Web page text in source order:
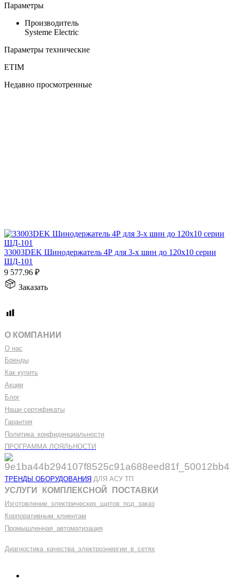
Параметры
Производитель
Systeme Electric
Параметры технические
ETIM
Недавно просмотренные
33003DEK Шинодержатель 4Р для 3-х шин до 120х10 серии
ШД-101
9 577.96 ₽
Заказать
О КОМПАНИИ
О нас
Бренды
Как купить
Акции
Блог
Наши сертификаты
Гарантия
Политика конфиденциальности
ПРОГРАММА ЛОЯЛЬНОСТИ
ТРЕНДЫ ОБОРУДОВАНИЯ ДЛЯ АСУ ТП
УСЛУГИ КОМПЛЕКСНОЙ ПОСТАВКИ
Изготовление электрических щитов под заказ
Корпоративным клиентам
Промышленная автоматизация
Диагностика качества электроэнергии в сетях